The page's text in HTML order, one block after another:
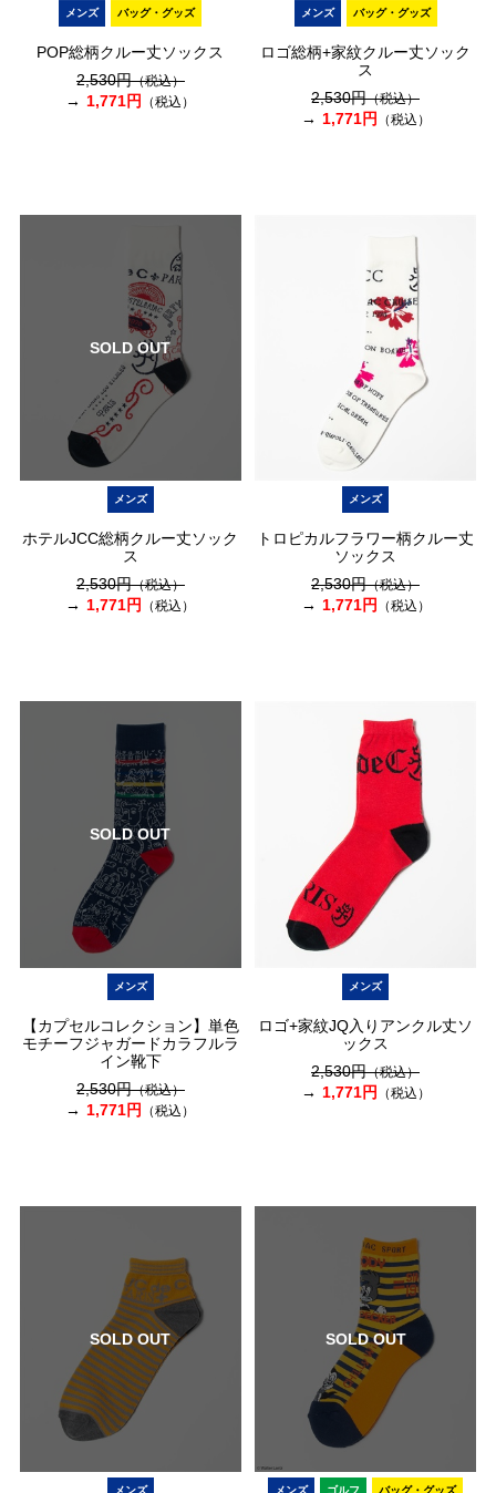
メンズ バッグ・グッズ
POP総柄クルー丈ソックス
2,530円（税込）
1,771円 （税込）
メンズ バッグ・グッズ
ロゴ総柄+家紋クルー丈ソック
ス
2,530円（税込）
1,771円 （税込）
SOLD OUT
メンズ
ホテルJCC総柄クルー丈ソック
ス
2,530円（税込）
1,771円 （税込）
メンズ
トロピカルフラワー柄クルー丈
ソックス
2,530円（税込）
1,771円 （税込）
SOLD OUT
メンズ
【カプセルコレクション】単色
モチーフジャガードカラフルラ
イン靴下
2,530円（税込）
1,771円 （税込）
メンズ
ロゴ+家紋JQ入りアンクル丈ソ
ックス
2,530円（税込）
1,771円 （税込）
SOLD OUT
メンズ
SOLD OUT
メンズ ゴルフ バッグ・グッズ